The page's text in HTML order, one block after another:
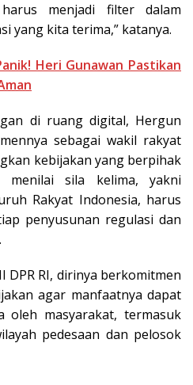
menjadi filter dalam
yang kita terima,” katanya.
Heri Gunawan Pastikan
di ruang digital, Hergun
sebagai wakil rakyat
kebijakan yang berpihak
menilai sila kelima, yakni
Rakyat Indonesia, harus
penyusunan regulasi dan
DPR RI, dirinya berkomitmen
agar manfaatnya dapat
oleh masyarakat, termasuk
pedesaan dan pelosok